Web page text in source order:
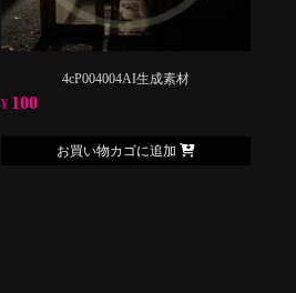
4cP004004AI生成素材
¥ 100
お買い物カゴに追加